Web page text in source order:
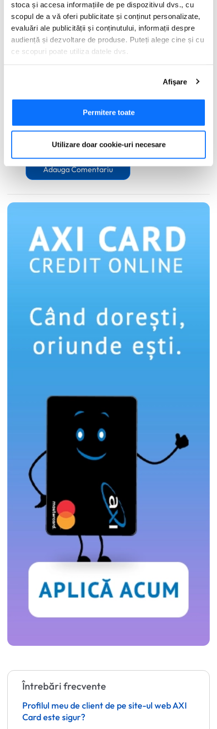
stoca și accesa informațiile de pe dispozitivul dvs., cu
scopul de a vă oferi publicitate și conținut personalizate,
evaluări ale publicității și conținutului, informații despre
audiență și dezvoltare de produse. Puteți alege cine și cu
ce scopuri poate utiliza datele dvs.
Să colectăm informațiile cu privire la locația dvs.
geografică cu o exactitate de până la câțiva metri
Să vă identificăm dispozitivul scanândul-l în mod
dvs. personale și configurați-vă preferințele la
cu detalii. Vă puteți modifica sau retrage oricând acordul
din Declarația despre modulele cookie.
Utilizam cookie-uri pentru a personaliza experienta dvs.
Folosind site-ul fără a modifica setările referitoare la
cookie-uri înseamnă că sunteti de acord cu folosirea
acestora.Află mai multe aici.
Afişare
Permitere toate
Utilizare doar cookie-uri necesare
Află mai multe despre AXI Card →
0 comentarii
Adauga Comentariu
Întrebări frecvente
Profilul meu de client de pe site-ul web AXI
Card este sigur?